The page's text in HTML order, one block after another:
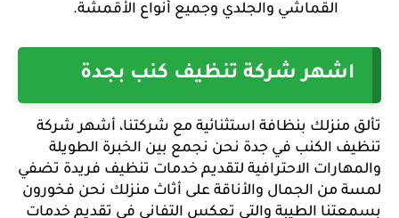
القماشي والجلدي وجميع أنواع الأقمشة.
اشهر شركة تنظيف كنب بجدة